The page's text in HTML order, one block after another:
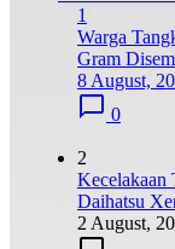
1
Warga
Gram
8 August,
0
2
Kecelakaan
Daihatsu
2 August,